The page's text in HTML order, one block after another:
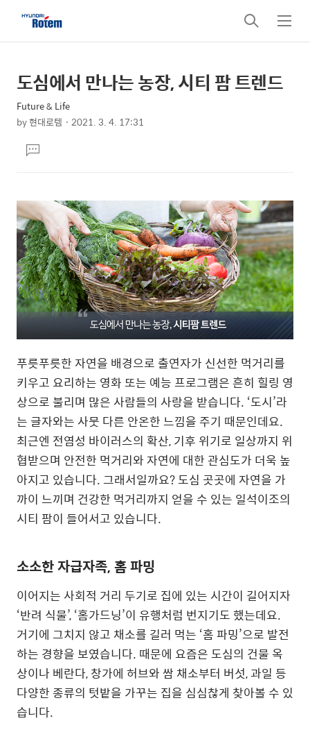
검
색
메
뉴
상
세
컨
텐
츠
본
제
목
도심에서 만나는 농장, 시티 팜 트렌드
Future & Life
by현대로템 2021. 3. 4. 17:31
문댓
글
푸릇푸릇한 자연을 배경으로 출연자가 신선한 먹거리를
키우고 요리하는 영화 또는 예능 프로그램은 흔히 힐링 영
상으로 불리며 많은 사람들의 사랑을 받습니다. ‘도시’라
는 글자와는 사뭇 다른 안온한 느낌을 주기 때문인데요.
최근엔 전염성 바이러스의 확산, 기후 위기로 일상까지 위
협받으며 안전한 먹거리와 자연에 대한 관심도가 더욱 높
아지고 있습니다. 그래서일까요? 도심 곳곳에 자연을 가
까이 느끼며 건강한 먹거리까지 얻을 수 있는 일석이조의
시티 팜이 들어서고 있습니다.
소소한 자급자족, 홈 파밍
이어지는 사회적 거리 두기로 집에 있는 시간이 길어지자
‘반려 식물’, ‘홈가드닝’이 유행처럼 번지기도 했는데요.
거기에 그치지 않고 채소를 길러 먹는 ‘홈 파밍’으로 발전
하는 경향을 보였습니다. 때문에 요즘은 도심의 건물 옥
상이나 베란다, 창가에 허브와 쌈 채소부터 버섯, 과일 등
다양한 종류의 텃밭을 가꾸는 집을 심심찮게 찾아볼 수 있
습니다.